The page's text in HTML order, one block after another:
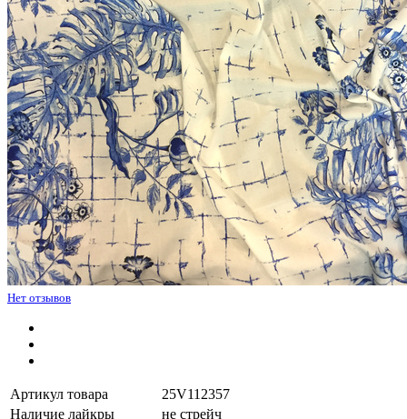
Нет отзывов
Артикул товара
25V112357
Наличие лайкры
не стрейч